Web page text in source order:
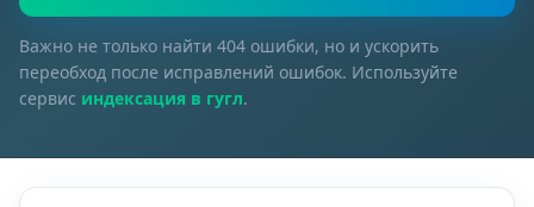
Важно не только найти 404 ошибки, но и ускорить
переобход после исправлений ошибок. Используйте
сервис индексация в гугл.